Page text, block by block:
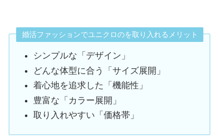
婚活ファッションでユニクロのを取り入れるメリット
シンプルな「デザイン」
どんな体型に合う「サイズ展開」
着心地を追求した「機能性」
豊富な「カラー展開」
取り入れやすい「価格帯」